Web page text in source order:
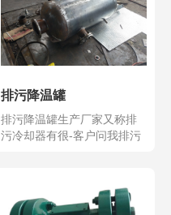
排污降温罐
排污降温罐生产厂家又称排
污冷却器有很-客户问我排污